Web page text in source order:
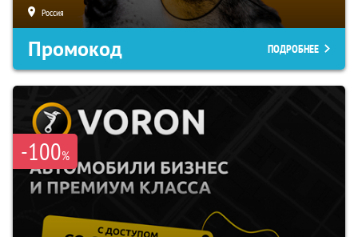
Россия
Промокод ПОДРОБНЕЕ
-100%